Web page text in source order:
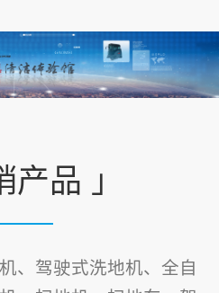
产品 」
、驾驶式洗地机、全自